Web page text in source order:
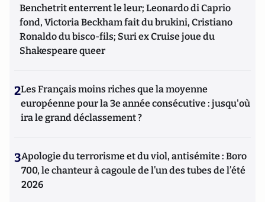
Benchetrit enterrent le leur; Leonardo di Caprio
fond, Victoria Beckham fait du brukini, Cristiano
Ronaldo du bisco-fils; Suri ex Cruise joue du
Shakespeare queer
2Les Français moins riches que la moyenne
européenne pour la 3e année consécutive : jusqu'où
ira le grand déclassement ?
3Apologie du terrorisme et du viol, antisémite : Boro
700, le chanteur à cagoule de l’un des tubes de l’été
2026